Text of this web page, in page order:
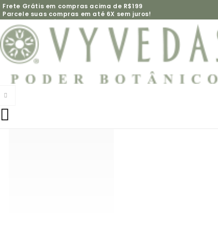
Frete Grátis em compras acima de R$199
Parcele suas compras em até 6X sem juros!
Marca Cruelty free e Vegana
Ganhe 10% de desconto na primeira compra usando o
cupom:
Fale com nossas
consultoras pelo
WhatsApp
e tire suas dúvidas
produtos
5% de desconto no pagamento pix